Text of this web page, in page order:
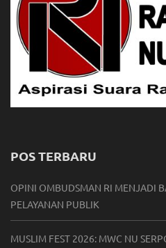
POS TERBARU
OPINI OMBUDSMAN RI MENJADI
PELAYANAN PUBLIK
MUSLIM FEST 2026: MWC NU